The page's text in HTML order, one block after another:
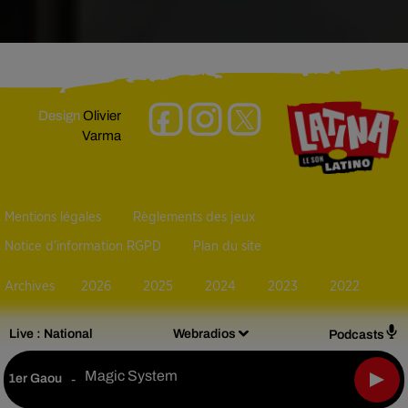
Live : National Webradios Podcasts
1er Gaou - Magic System
DesignOlivier
Varma
Mentions légales Règlements des jeux
Notice d’information RGPD Plan du site
Archives 2026 2025 2024 2023 2022